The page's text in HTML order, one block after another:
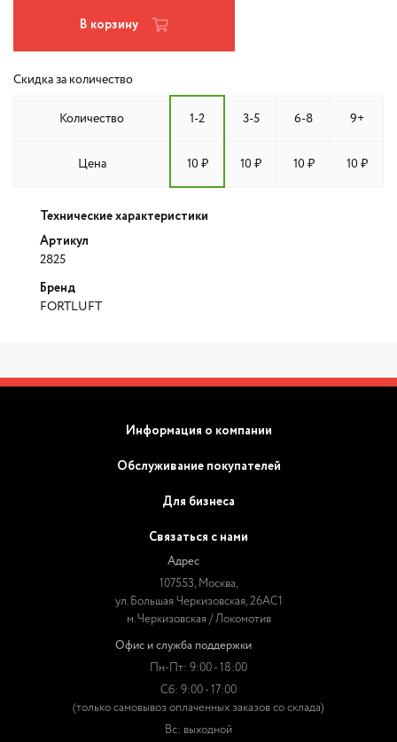
В корзину
Скидка за количество
Количество 1-2 3-5 6-8 9+
Цена 10 ₽ 10 ₽ 10 ₽ 10 ₽
Технические характеристики
Артикул
2825
Бренд
FORTLUFT
Информация о компании
Обслуживание покупателей
Для бизнеса
Связаться с нами
Адрес
107553, Москва,
ул. Большая Черкизовская, 26АС1
м. Черкизовская / Локомотив
Офис и служба поддержки
Пн-Пт: 9:00 - 18:00
Сб: 9:00 - 17:00
(только самовывоз оплаченных заказов со склада)
Вс: выходной